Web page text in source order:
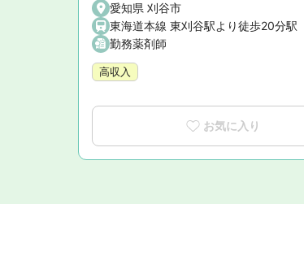
愛知県 刈谷市
東海道本線 東刈谷駅より徒歩20分駅
勤務薬剤師
高収入
お気に入り